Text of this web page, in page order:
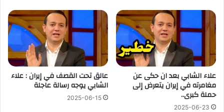
علاء الشابي بعد ان حكى عن
مغامرته في إيران يتعرض إلى
حملة كبرى..
2025-06-23
عالق تحت القصف في إيران : علاء
الشابي يوجه رسالة عاجلة
2025-06-15